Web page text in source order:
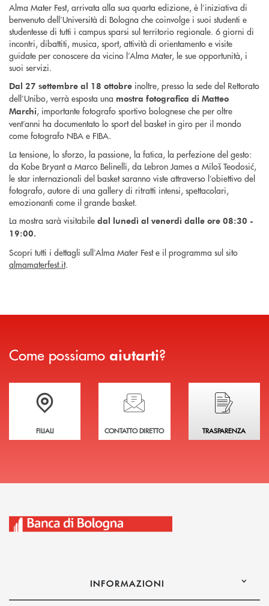
Alma Mater Fest, arrivata alla sua quarta edizione, è l’iniziativa di
benvenuto dell’Università di Bologna che coinvolge i suoi studenti e
studentesse di tutti i campus sparsi sul territorio regionale. 6 giorni di
incontri, dibattiti, musica, sport, attività di orientamento e visite
guidate per conoscere da vicino l’Alma Mater, le sue opportunità, i
suoi servizi.
Dal 27 settembre al 18 ottobre inoltre, presso la sede del Rettorato
dell’Unibo, verrà esposta una mostra fotografica di Matteo
Marchi, importante fotografo sportivo bolognese che per oltre
vent’anni ha documentato lo sport del basket in giro per il mondo
come fotografo NBA e FIBA.
La tensione, lo sforzo, la passione, la fatica, la perfezione del gesto:
da Kobe Bryant a Marco Belinelli, da Lebron James a Miloš Teodosić,
le star internazionali del basket saranno viste attraverso l’obiettivo del
fotografo, autore di una gallery di ritratti intensi, spettacolari,
emozionanti come il grande basket.
La mostra sarà visitabile dal lunedì al venerdì dalle ore 08:30 -
19:00.
Scopri tutti i dettagli sull’Alma Mater Fest e il programma sul sito
almamaterfest.it.
Come possiamo aiutarti?
Trova la filiale più vicina a te
FILIALI
Hai bisogno di assistenza immediata?
CONTATTO DIRETTO
Hai bisogno di
TRASPARENZA
INFORMAZIONI